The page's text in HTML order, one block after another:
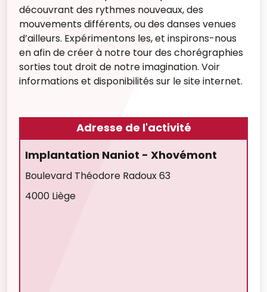
découvrant des rythmes nouveaux, des
mouvements différents, ou des danses venues
d’ailleurs. Expérimentons les, et inspirons-nous
en afin de créer à notre tour des chorégraphies
sorties tout droit de notre imagination. Voir
informations et disponibilités sur le site internet.
Adresse de l'activité
Implantation Naniot - Xhovémont
Boulevard Théodore Radoux 63
4000 Liège